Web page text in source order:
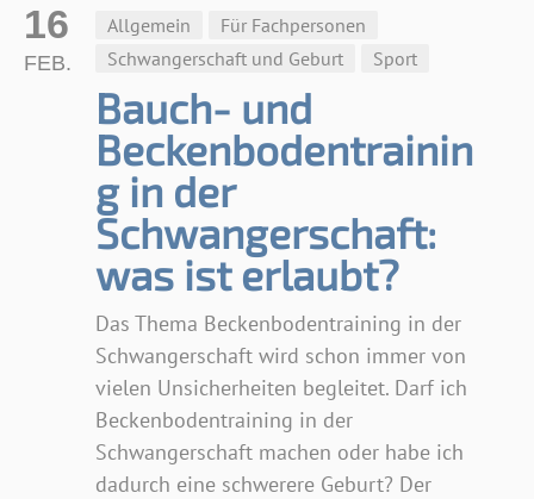
Allgemein
Für Fachpersonen
Schwangerschaft und Geburt
Sport
Bauch- und
Beckenbodentrainin
g in der
Schwangerschaft:
was ist erlaubt?
Das Thema Beckenbodentraining in der
Schwangerschaft wird schon immer von
vielen Unsicherheiten begleitet. Darf ich
Beckenbodentraining in der
Schwangerschaft machen oder habe ich
dadurch eine schwerere Geburt? Der
16
FEB.